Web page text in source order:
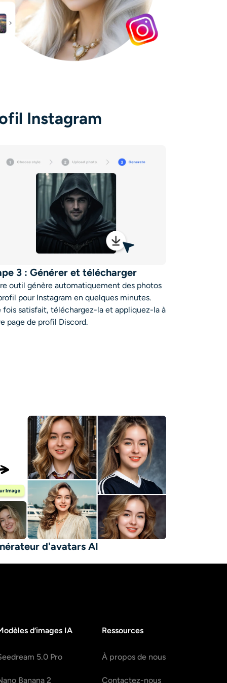
Instagram
3 : Générer et télécharger
outil génère automatiquement des photos
pour Instagram en quelques minutes.
fois satisfait, téléchargez-la et appliquez-la à
page de profil Discord.
d'avatars AI
d’images IA
5.0 Pro
Banana 2
Ressources
À propos de nous
Contactez-nous